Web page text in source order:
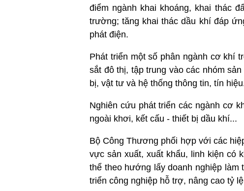
điểm ngành khai khoáng, khai thác
trường; tăng khai thác dầu khí đáp
phát điện.
Phát triển một số phân ngành cơ khí
sắt đô thị, tập trung vào các nhóm
bị, vật tư và hệ thống thông tin, tín
Nghiên cứu phát triển các ngành cơ
ngoài khơi, kết cấu - thiết bị dầu khí...
Bộ Công Thương phối hợp với các
vực sản xuất, xuất khẩu, linh kiện có
thể theo hướng lấy doanh nghiệp
triển công nghiệp hỗ trợ, nâng cao tỷ